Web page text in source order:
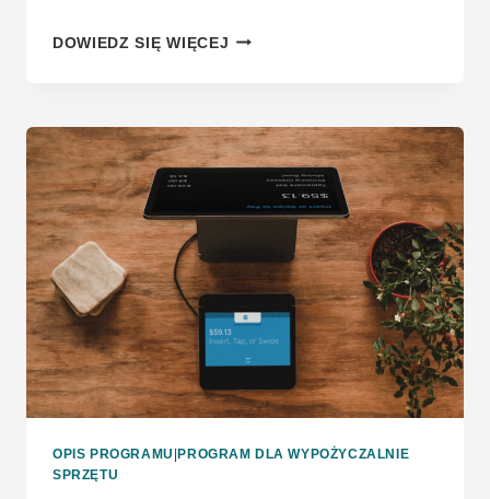
DOWIEDZ SIĘ WIĘCEJ JAK
I
DLACZEGO
STABILNOŚĆ
BYĆ
OD
CIĄGŁEGO
WZROSTU
OPIS PROGRAMU PROGRAM DLA WYPOŻYCZALNIE
SPRZĘTU